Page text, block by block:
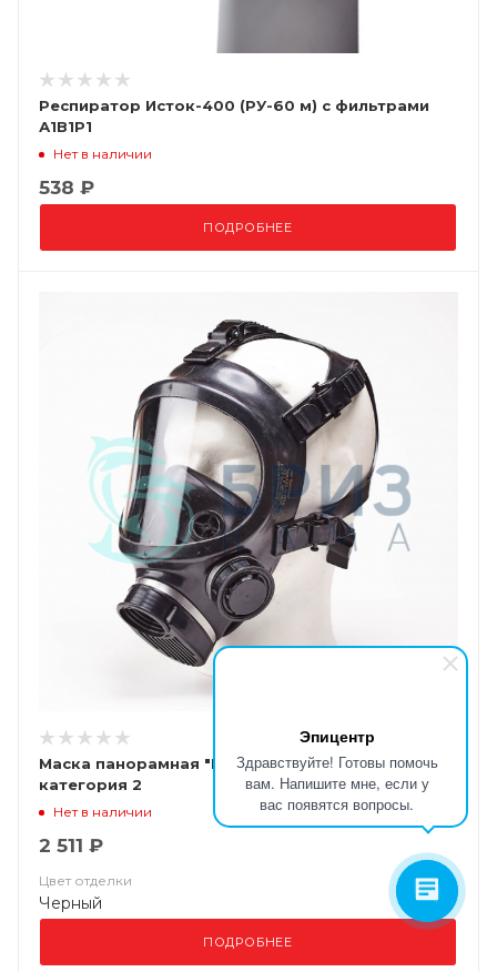
Эпицентр
Здравствуйте! Готовы помочь
вам. Напишите мне, если у
вас появятся вопросы.
Респиратор Исток-400 (РУ-60 м) с фильтрами
А1В1Р1
Нет в наличии
538 ₽
ПОДРОБНЕЕ
Маска панорамная "БРИЗ-4301М (ППМ)"
категория 2
Нет в наличии
2 511 ₽
Цвет отделки
Черный
ПОДРОБНЕЕ